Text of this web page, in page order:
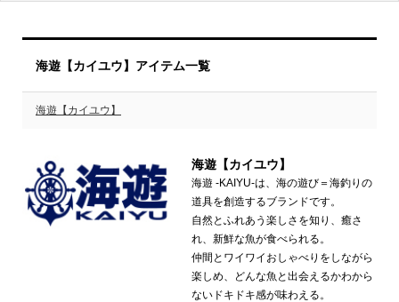
海遊【カイユウ】アイテム一覧
海遊【カイユウ】
海遊【カイユウ】
海遊 ‐KAIYU‐は、海の遊び＝海釣りの
道具を創造するブランドです。
自然とふれあう楽しさを知り、癒さ
れ、新鮮な魚が食べられる。
仲間とワイワイおしゃべりをしながら
楽しめ、どんな魚と出会えるかわから
ないドキドキ感が味わえる。